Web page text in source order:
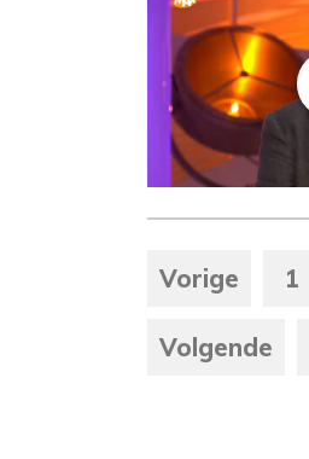
Vorige 1
Volgende